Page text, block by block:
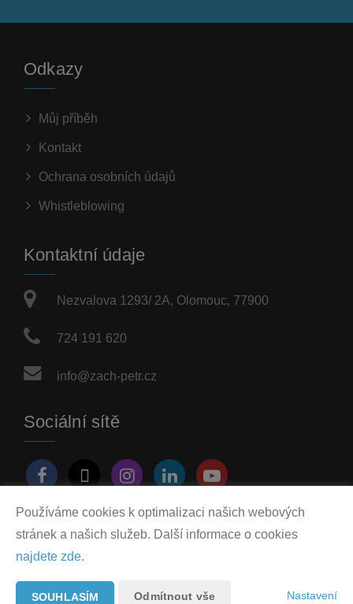
Odkazy
Můj příběh
Kontakt
Ochrana osobních údajů
Whistleblowing
Kontaktní údaje
Nezvalova 1293/ 2A, Olomouc, 77900
724 191 620
info@zach-petr.cz
Sociální sítě
2026 © Tomawell s.r.o.
Používáme cookies k optimalizaci našich webových
stránek a našich služeb. Další informace o cookies
najdete zde.
SOUHLASÍM Odmítnout vše Nastavení